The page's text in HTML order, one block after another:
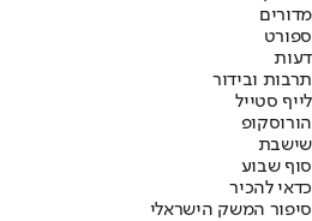
מדורים
ספורט
דעות
תרבות ובידור
לייף סטייל
הורוסקופ
שישבת
סוף שבוע
כדאי להכיר
סיפור המשק הישראלי